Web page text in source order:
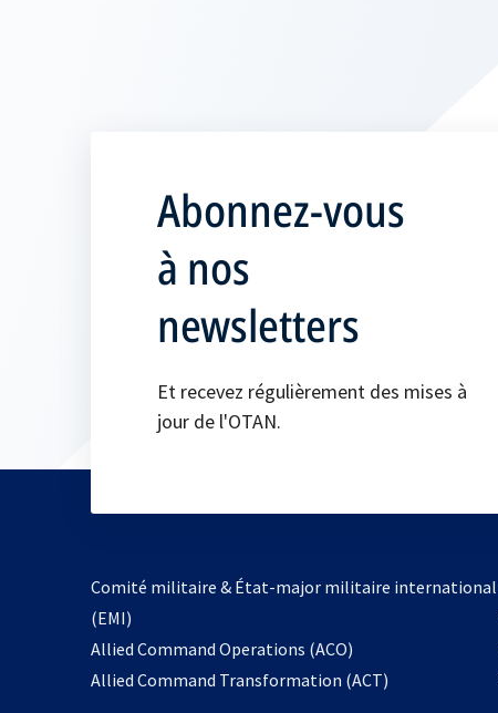
Abonnez-vous
à nos
newsletters
Et recevez régulièrement des mises à
jour de l'OTAN.
Comité militaire & État-major militaire international
(EMI)
Allied Command Operations (ACO)
dans
Allied Command Transformation (ACT)